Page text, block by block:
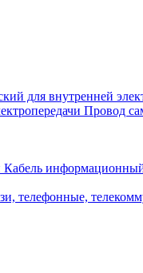
для внутренней
Провод
Кабель
телефонные,